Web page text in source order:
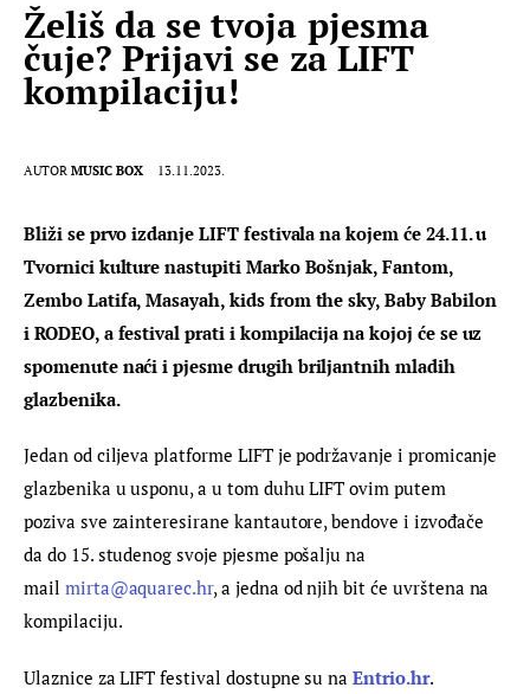
Želiš da se tvoja pjesma
čuje? Prijavi se za LIFT
kompilaciju!
AUTOR MUSIC BOX 13.11.2023.
Bliži se prvo izdanje LIFT festivala na kojem će 24.11. u
Tvornici kulture nastupiti Marko Bošnjak, Fantom,
Zembo Latifa, Masayah, kids from the sky, Baby Babilon
i RODEO, a festival prati i kompilacija na kojoj će se uz
spomenute naći i pjesme drugih briljantnih mladih
glazbenika.
Jedan od ciljeva platforme LIFT je podržavanje i promicanje
glazbenika u usponu, a u tom duhu LIFT ovim putem
poziva sve zainteresirane kantautore, bendove i izvođače
da do 15. studenog svoje pjesme pošalju na
mail mirta@aquarec.hr, a jedna od njih bit će uvrštena na
kompilaciju.
Ulaznice za LIFT festival dostupne su na Entrio.hr.